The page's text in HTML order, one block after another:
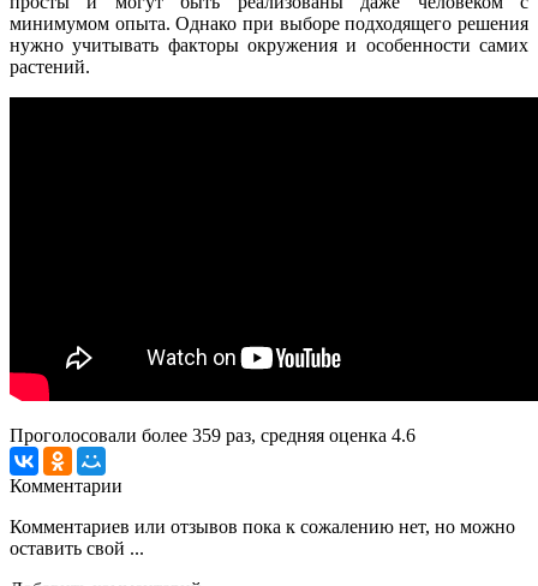
минимумом опыта. Однако при выборе подходящего решения
нужно учитывать факторы окружения и особенности самих
растений.
Проголосовали более 359 раз, средняя оценка 4.6
Комментарии
Комментариев или отзывов пока к сожалению нет, но можно
оставить свой ...